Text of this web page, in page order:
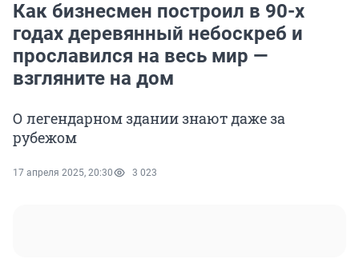
Как бизнесмен построил в 90-х
годах деревянный небоскреб и
прославился на весь мир —
взгляните на дом
О легендарном здании знают даже за
рубежом
17 апреля 2025, 20:30 3 023